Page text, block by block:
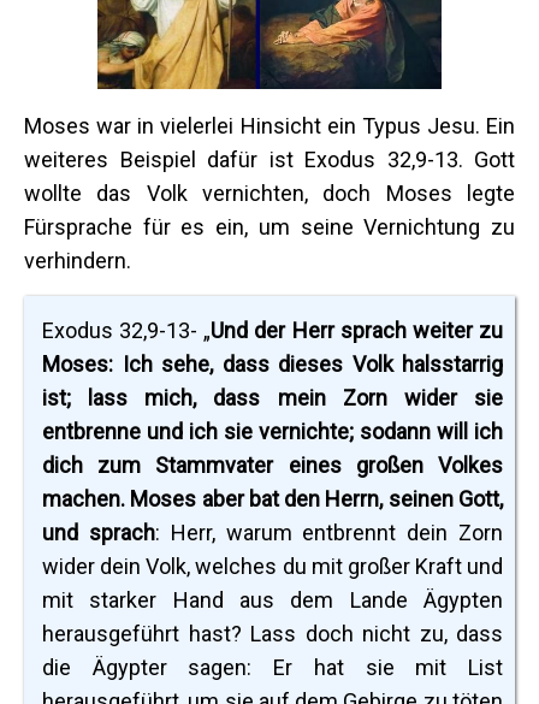
Moses war in vielerlei Hinsicht ein Typus Jesu. Ein
weiteres Beispiel dafür ist Exodus 32,9-13. Gott
wollte das Volk vernichten, doch Moses legte
Fürsprache für es ein, um seine Vernichtung zu
verhindern.
Exodus 32,9-13- „Und der Herr sprach weiter zu
Moses: Ich sehe, dass dieses Volk halsstarrig
ist; lass mich, dass mein Zorn wider sie
entbrenne und ich sie vernichte; sodann will ich
dich zum Stammvater eines großen Volkes
machen. Moses aber bat den Herrn, seinen Gott,
und sprach: Herr, warum entbrennt dein Zorn
wider dein Volk, welches du mit großer Kraft und
mit starker Hand aus dem Lande Ägypten
herausgeführt hast? Lass doch nicht zu, dass
die Ägypter sagen: Er hat sie mit List